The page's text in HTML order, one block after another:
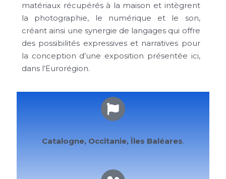
matériaux récupérés à la maison et intègrent
la photographie, le numérique et le son,
créant ainsi une synergie de langages qui offre
des possibilités expressives et narratives pour
la conception d’une exposition présentée ici,
dans l’Eurorégion.
Catalogne, Occitanie, Îles Baléares.